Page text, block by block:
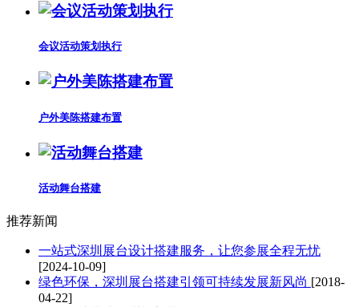
会议活动策划执行
户外美陈搭建布置
活动舞台搭建
推荐新闻
一站式深圳展台设计搭建服务，让您参展全程无忧
[2024-10-09]
绿色环保，深圳展台搭建引领可持续发展新风尚 [2018-
04-22]